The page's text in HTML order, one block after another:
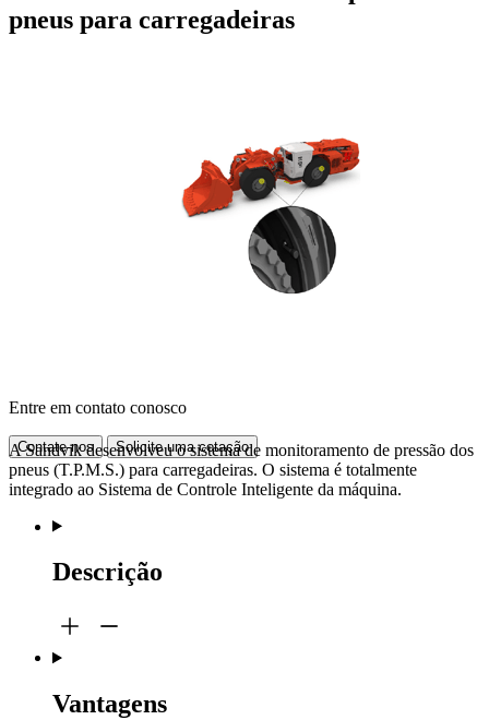
pneus para carregadeiras
Entre em contato conosco
Contate-nos Solicite uma cotação
A Sandvik desenvolveu o sistema de monitoramento de pressão dos
pneus (T.P.M.S.) para carregadeiras. O sistema é totalmente
integrado ao Sistema de Controle Inteligente da máquina.
Descrição
Vantagens